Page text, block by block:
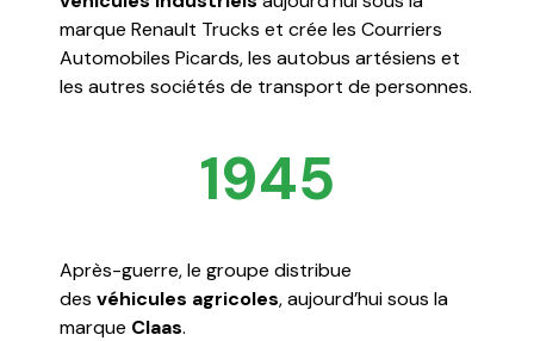
marque Renault Trucks et crée les Courriers
Automobiles Picards, les autobus artésiens et
les autres sociétés de transport de personnes.
1945
Après-guerre, le groupe distribue
des véhicules agricoles, aujourd’hui sous la
marque Claas.